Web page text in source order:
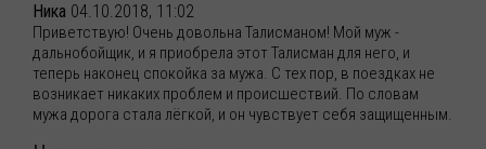
Ника 04.10.2018, 11:02
Приветствую! Очень довольна Талисманом! Мой муж -
дальнобойщик, и я приобрела этот Талисман для него, и
теперь наконец спокойка за мужа. С тех пор, в поездках не
возникает никаких проблем и происшествий. По словам
мужа дорога стала лёгкой, и он чувствует себя защищенным.